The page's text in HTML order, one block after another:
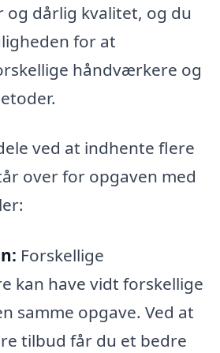
og dårlig kvalitet, og du
for at
håndværkere og
ved at indhente flere
over for opgaven med
Forskellige
kan have vidt forskellige
samme opgave. Ved at
tilbud får du et bedre